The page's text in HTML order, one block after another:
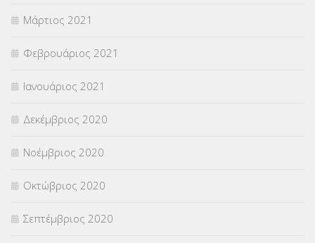
Μάρτιος 2021
Φεβρουάριος 2021
Ιανουάριος 2021
Δεκέμβριος 2020
Νοέμβριος 2020
Οκτώβριος 2020
Σεπτέμβριος 2020